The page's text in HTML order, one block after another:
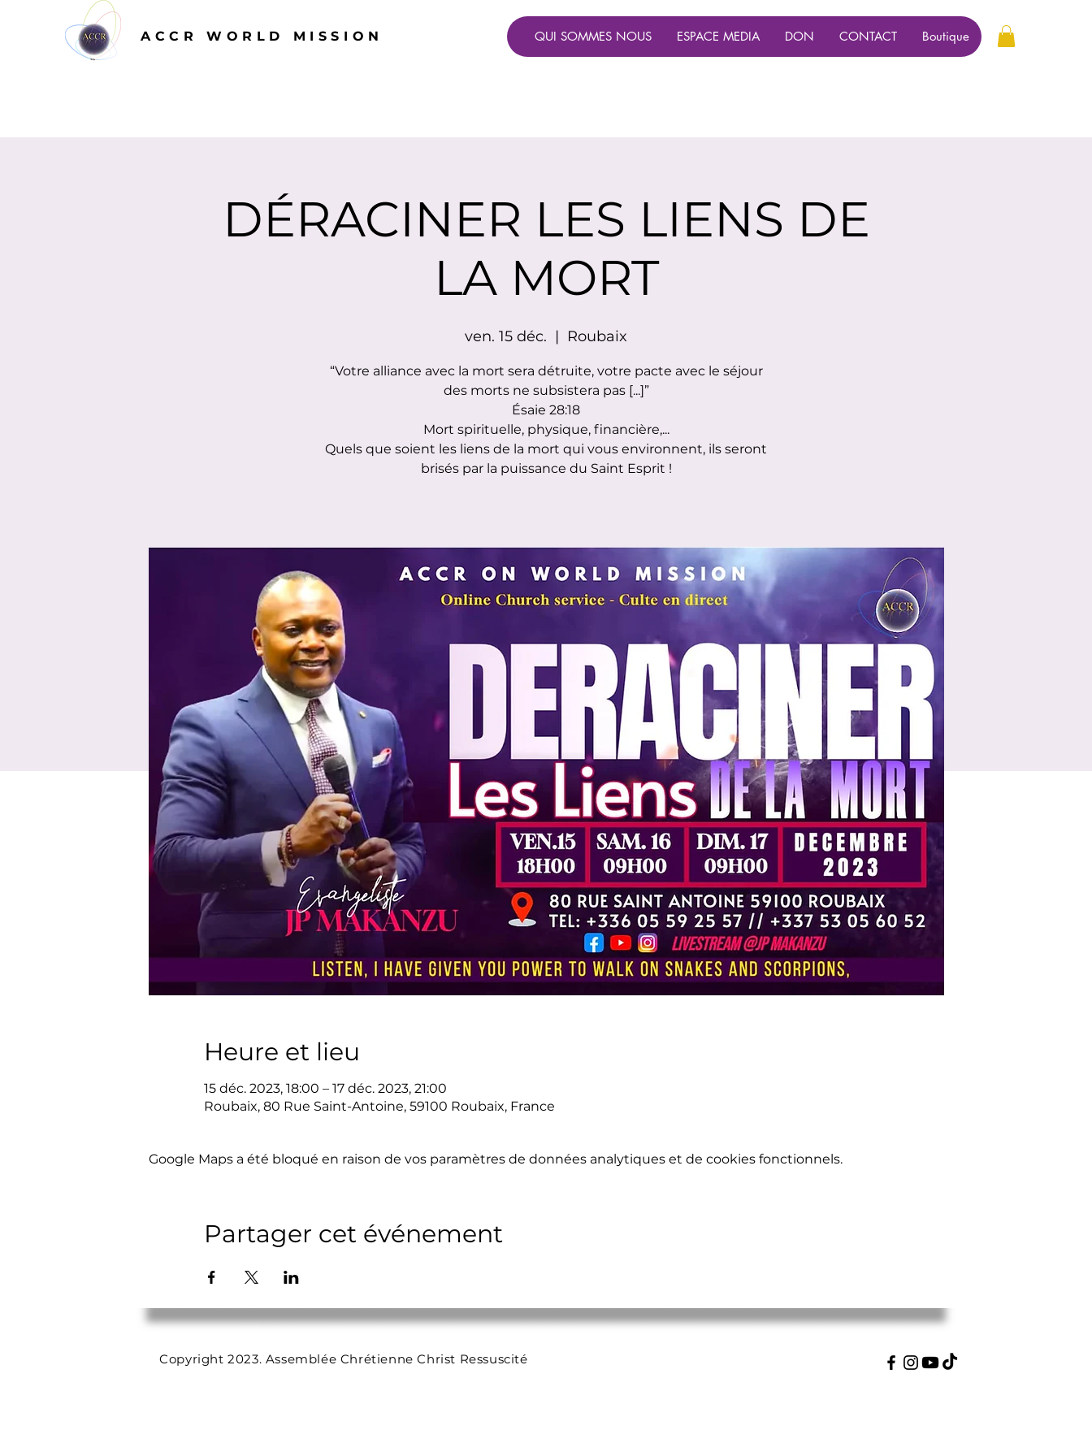
ACCR WORLD MISSION QUI SOMMES NOUS ESPACE MEDIA DON CONTACT Boutique
DÉRACINER LES LIENS DE
LA MORT
ven. 15 déc.
  |
Roubaix
“Votre alliance avec la mort sera détruite, votre pacte avec le séjour
des morts ne subsistera pas [...]”
Ésaie 28:18
Mort spirituelle, physique, financière,...
Quels que soient les liens de la mort qui vous environnent, ils seront
brisés par la puissance du Saint Esprit !
Heure et lieu
15 déc. 2023, 18:00 – 17 déc. 2023, 21:00
Roubaix, 80 Rue Saint-Antoine, 59100 Roubaix, France
Google Maps a été bloqué en raison de vos paramètres de données analytiques et de cookies fonctionnels.
Partager cet événement
Copyright 2023. Assemblée Chrétienne Christ Ressuscité